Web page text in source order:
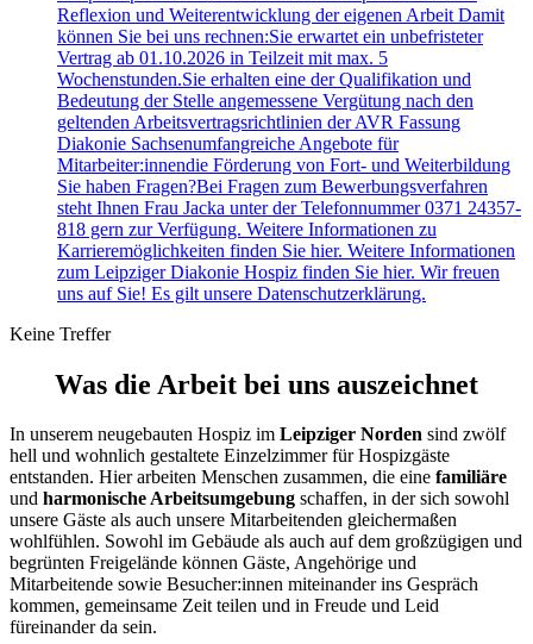
Reflexion und Weiterentwicklung der eigenen Arbeit Damit
können Sie bei uns rechnen:Sie erwartet ein unbefristeter
Vertrag ab 01.10.2026 in Teilzeit mit max. 5
Wochenstunden.Sie erhalten eine der Qualifikation und
Bedeutung der Stelle angemessene Vergütung nach den
geltenden Arbeitsvertragsrichtlinien der AVR Fassung
Diakonie Sachsenumfangreiche Angebote für
Mitarbeiter:innendie Förderung von Fort- und Weiterbildung
Sie haben Fragen?Bei Fragen zum Bewerbungsverfahren
steht Ihnen Frau Jacka unter der Telefonnummer 0371 24357-
818 gern zur Verfügung. Weitere Informationen zu
Karrieremöglichkeiten finden Sie hier. Weitere Informationen
zum Leipziger Diakonie Hospiz finden Sie hier. Wir freuen
uns auf Sie! Es gilt unsere Datenschutzerklärung.
Keine Treffer
Was die Arbeit bei uns auszeichnet
In unserem neugebauten Hospiz im Leipziger Norden sind zwölf
hell und wohnlich gestaltete Einzelzimmer für Hospizgäste
entstanden. Hier arbeiten Menschen zusammen, die eine familiäre
und harmonische Arbeitsumgebung schaffen, in der sich sowohl
unsere Gäste als auch unsere Mitarbeitenden gleichermaßen
wohlfühlen. Sowohl im Gebäude als auch auf dem großzügigen und
begrünten Freigelände können Gäste, Angehörige und
Mitarbeitende sowie Besucher:innen miteinander ins Gespräch
kommen, gemeinsame Zeit teilen und in Freude und Leid
füreinander da sein.